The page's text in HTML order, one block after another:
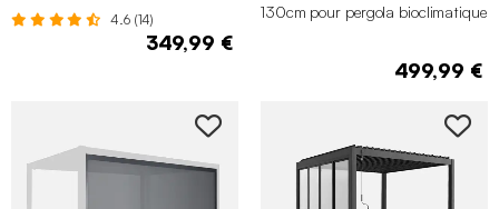
4.6 (14)
349,99 €
130cm pour pergola bioclimatique
499,99 €